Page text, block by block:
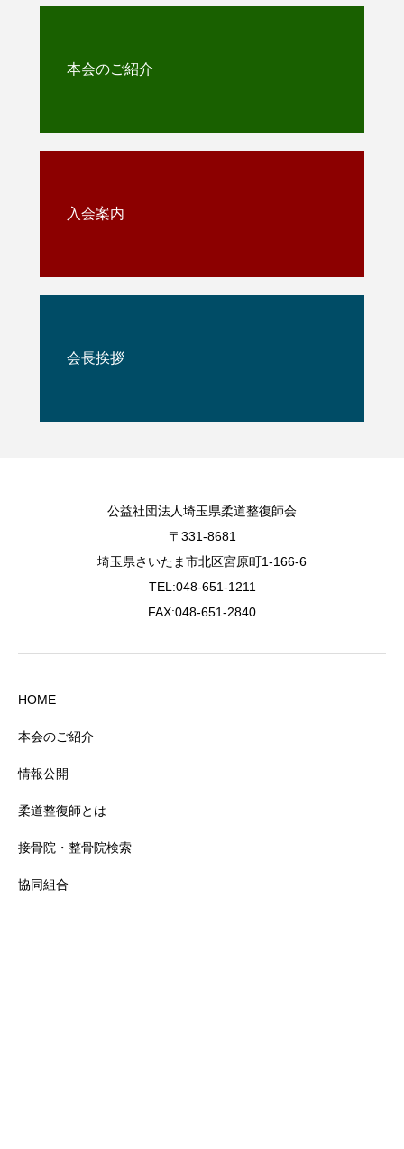
本会のご紹介
入会案内
会長挨拶
公益社団法人埼玉県柔道整復師会
〒331-8681
埼玉県さいたま市北区宮原町1-166-6
TEL:048-651-1211
FAX:048-651-2840
HOME
本会のご紹介
情報公開
柔道整復師とは
接骨院・整骨院検索
協同組合